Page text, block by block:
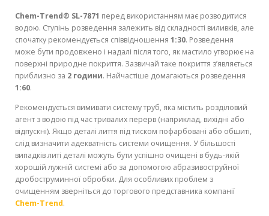
Chem-Trend® SL-7871 перед використанням має розводитися
водою. Ступінь розведення залежить від складності виливків, але
спочатку рекомендується співвідношення 1:30. Розведення
може бути продовжено і надалі після того, як мастило утворює на
поверхні природне покриття. Зазвичай таке покриття з’являється
приблизно за 2 години. Найчастіше домагаються розведення
1:60.
Рекомендується вимивати систему труб, яка містить розділовий
агент з водою під час тривалих перерв (наприклад, вихідні або
відпускні). Якщо деталі лиття під тиском пофарбовані або обшиті,
слід визначити адекватність системи очищення. У більшості
випадків литі деталі можуть бути успішно очищені в будь-якій
хорошій лужній системі або за допомогою абразивоструйної
дробоструминної обробки. Для особливих проблем з
очищенням зверніться до торгового представника компанії
Chem-Trend.